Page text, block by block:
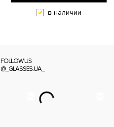
в наличии
FOLLOW US
@_GLASSES.UA_